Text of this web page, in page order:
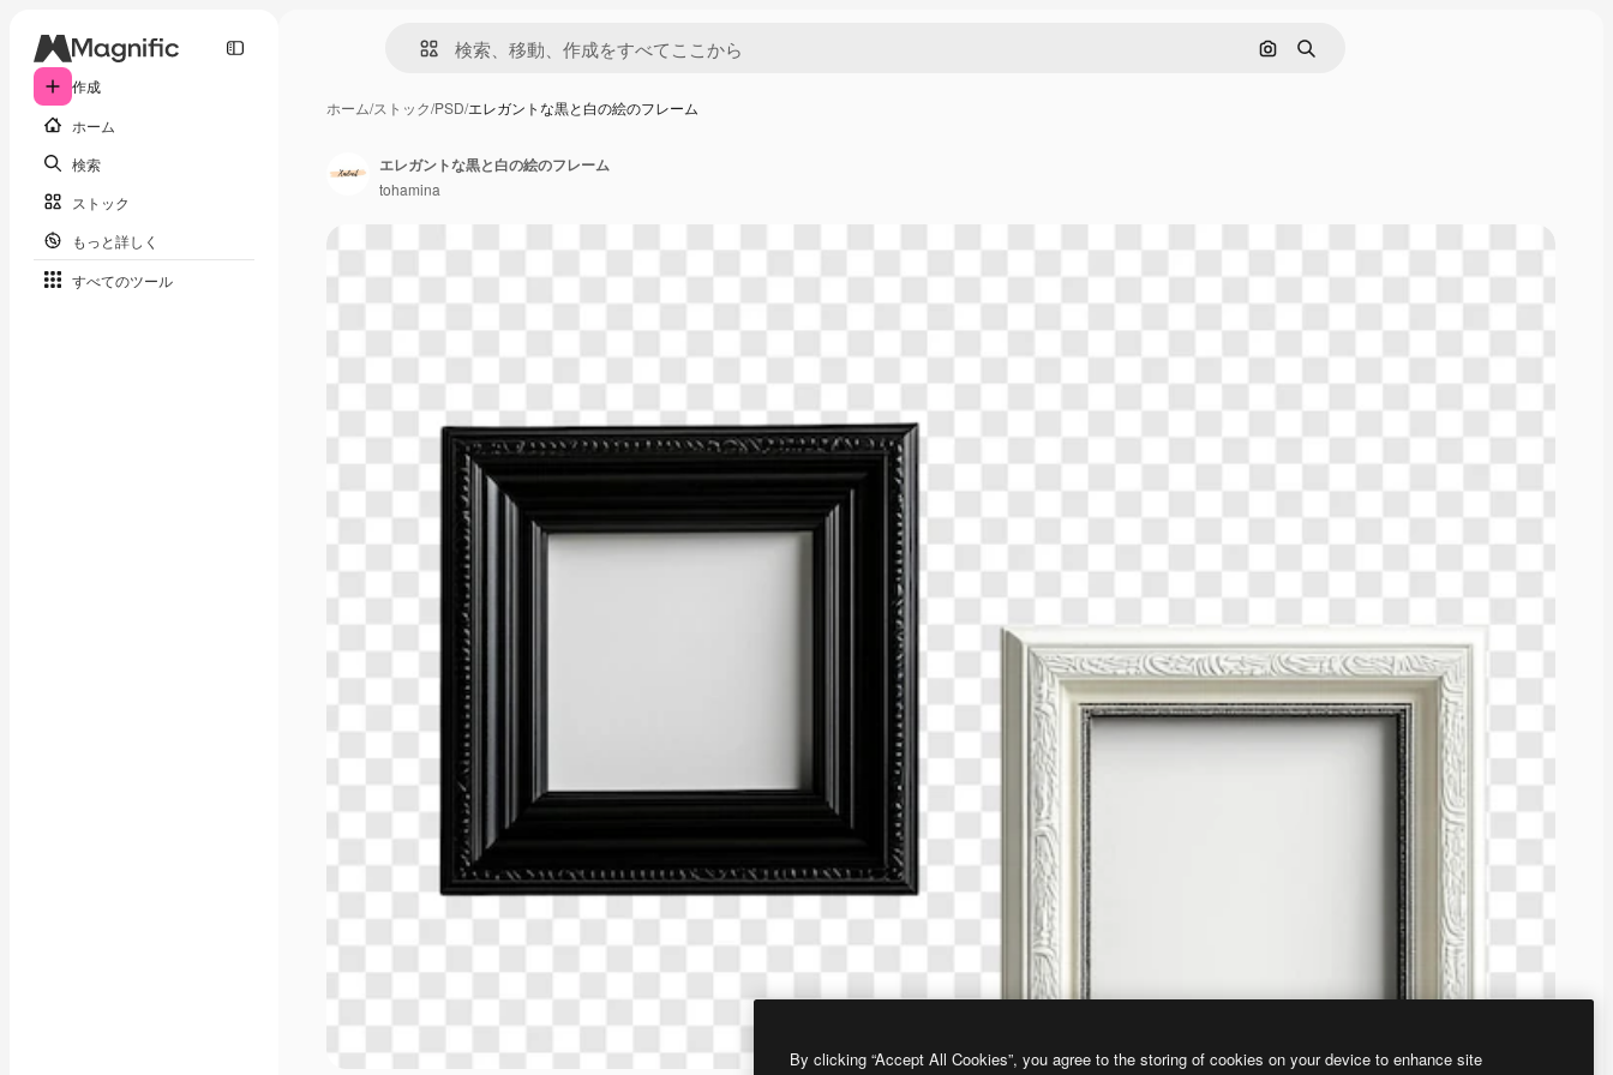
作成
ホーム
検索
ストック
もっと詳しく
すべてのツール
画像で検索
検索
ホーム/ストック/PSD/エレガントな黒と白の絵のフレーム
エレガントな黒と白の絵のフレーム
tohamina
By clicking “Accept All Cookies”, you agree to the storing of cookies on your device to enhance site